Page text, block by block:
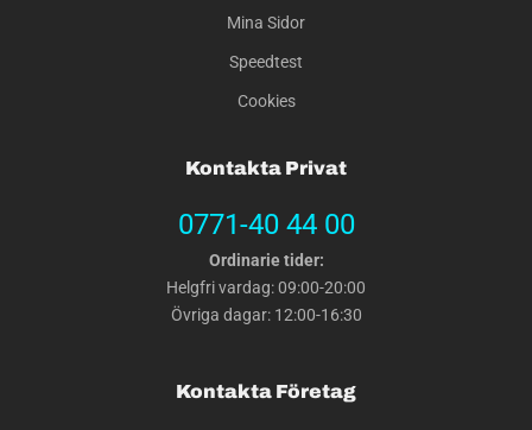
Mina Sidor
Speedtest
Cookies
Kontakta Privat
0771-40 44 00
Ordinarie tider:
Helgfri vardag: 09:00-20:00
Övriga dagar: 12:00-16:30
Kontakta Företag